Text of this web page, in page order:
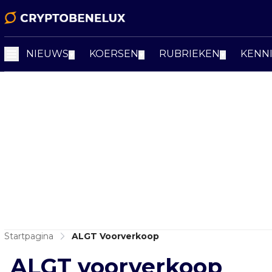
NIEUWS KOERSEN RUBRIEKEN
Startpagina ALGT Voorverkoop
ALGT voorverkoop